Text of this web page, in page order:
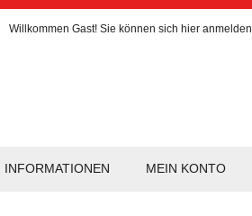
Willkommen Gast! Sie können sich hier anmelden
INFORMATIONEN MEIN KONTO